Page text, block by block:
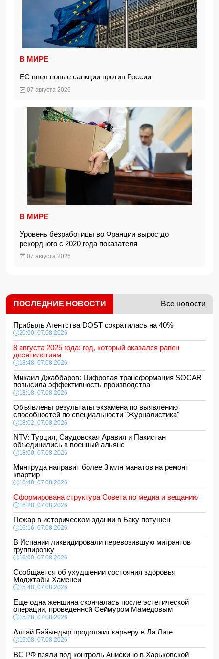
В МИРЕ
ЕС ввел новые санкции против России
07 августа 2026
В МИРЕ
Уровень безработицы во Франции вырос до
рекордного с 2020 года показателя
07 августа 2026
ПОСЛЕДНИЕ НОВОСТИ Все новости
Прибыль Агентства DOST сократилась на 40%
20:00, 07.08.2026
8 августа 2025 года: год, который оказался равен
десятилетиям
18:48, 07.08.2026
Микаил Джаббаров: Цифровая трансформация SOCAR
повысила эффективность производства
18:18, 07.08.2026
Объявлены результаты экзамена по выявлению
способностей по специальности "Журналистика"
18:02, 07.08.2026
NTV: Турция, Саудовская Аравия и Пакистан
объединились в военный альянс
18:00, 07.08.2026
Минтруда направит более 3 млн манатов на ремонт
квартир
16:48, 07.08.2026
Сформирована структура Совета по медиа и вещанию
16:28, 07.08.2026
Пожар в историческом здании в Баку потушен
16:16, 07.08.2026
В Испании ликвидировали перевозившую мигрантов
группировку
16:00, 07.08.2026
Сообщается об ухудшении состояния здоровья
Моджтабы Хаменеи
15:48, 07.08.2026
Еще одна женщина скончалась после эстетической
операции, проведенной Сеймуром Мамедовым
15:28, 07.08.2026
Алтай Байындыр продолжит карьеру в Ла Лиге
15:08, 07.08.2026
ВС РФ взяли под контроль Анискино в Харьковской